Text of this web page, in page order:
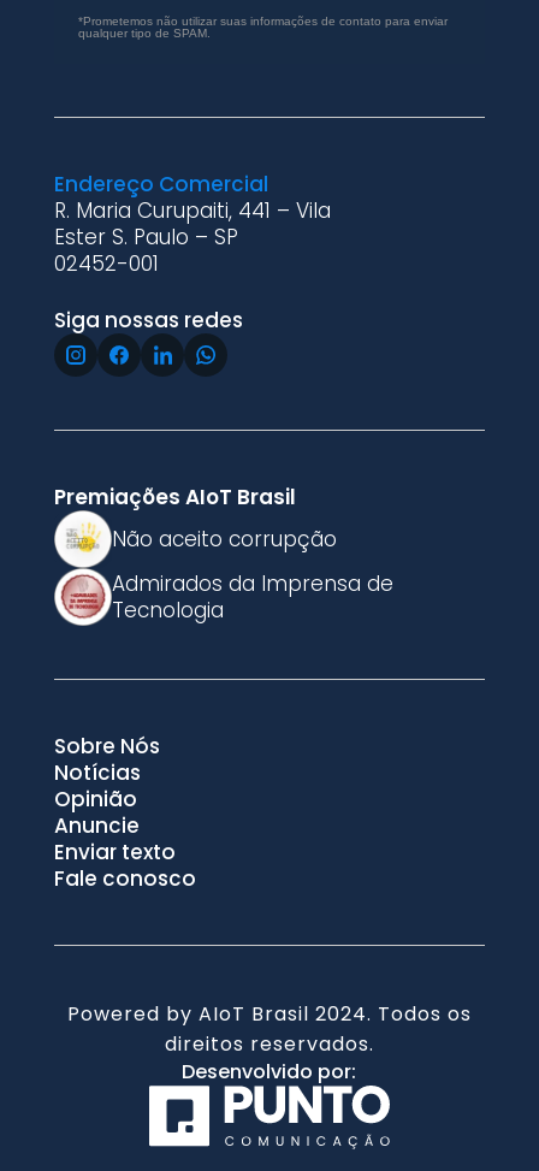
*Prometemos não utilizar suas informações de contato para enviar
qualquer tipo de SPAM.
Endereço Comercial
R. Maria Curupaiti, 441 – Vila
Ester S. Paulo – SP
02452-001
Siga nossas redes
Premiações AIoT Brasil
Não aceito corrupção
Admirados da Imprensa de
Tecnologia
Sobre Nós
Notícias
Opinião
Anuncie
Enviar texto
Fale conosco
Powered by AIoT Brasil 2024. Todos os
direitos reservados.
Desenvolvido por: